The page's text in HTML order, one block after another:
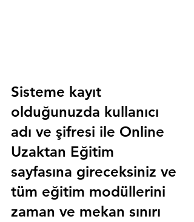
Sisteme kayıt
olduğunuzda kullanıcı
adı ve şifresi ile Online
Uzaktan Eğitim
sayfasına gireceksiniz ve
tüm eğitim modüllerini
zaman ve mekan sınırı